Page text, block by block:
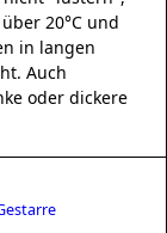
20°C und
in langen
Auch
oder dickere